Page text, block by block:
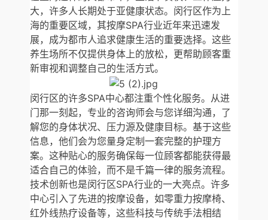
大，许多人长期处于亚健康状态。闵行区作为上
海的重要区域，其按摩SPA行业近年来迅速发
展，成为都市人追求健康生活的重要选择。这些
养生场所不仅提供身体上的放松，更帮助顾客重
新审视和调整自己的生活方式。
闵行区的许多SPA中心都注重个性化服务。从进
门那一刻起，专业的咨询师会与您详细沟通，了
解您的身体状况、压力源及健康目标。基于这些
信息，他们会为您量身定制一套完整的护理方
案。这种贴心的服务确保每一位顾客都能获得最
适合自己的体验，而不是千篇一律的服务流程。
技术创新也是闵行区SPA行业的一大亮点。许多
中心引入了先进的按摩设备，如零重力按摩椅、
红外线热疗设备等，这些科技与传统手法相结